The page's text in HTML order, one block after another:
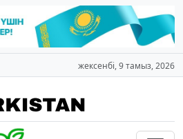
жексенбі, 9 тамыз, 2026